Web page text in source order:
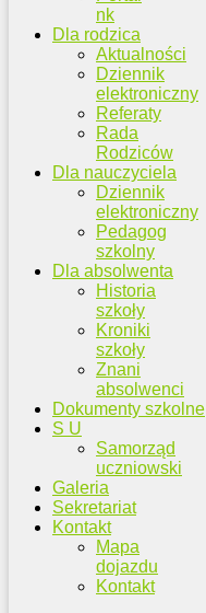
nk
Dla rodzica
Aktualności
Dziennik
elektroniczny
Referaty
Rada
Rodziców
Dla nauczyciela
Dziennik
elektroniczny
Pedagog
szkolny
Dla absolwenta
Historia
szkoły
Kroniki
szkoły
Znani
absolwenci
Dokumenty szkolne
S U
Samorząd
uczniowski
Galeria
Sekretariat
Kontakt
Mapa
dojazdu
Kontakt